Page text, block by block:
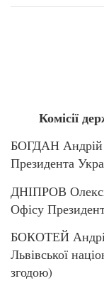
Комісії
БОГДАН Андрій
Президента
ДНІПРОВ
Офісу
БОКОТЕЙ
Львівської
згодою)